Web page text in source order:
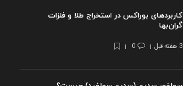
کاربردهای بوراکس در استخراج طلا و فلزات
گران‌بها
3 هفته قبل 0